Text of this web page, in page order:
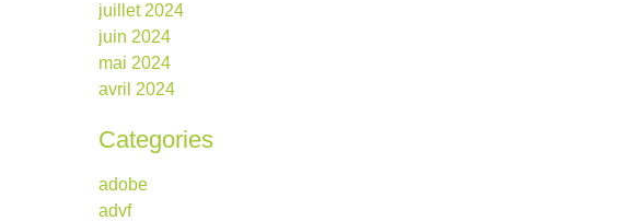
juillet 2024
juin 2024
mai 2024
avril 2024
Categories
adobe
advf